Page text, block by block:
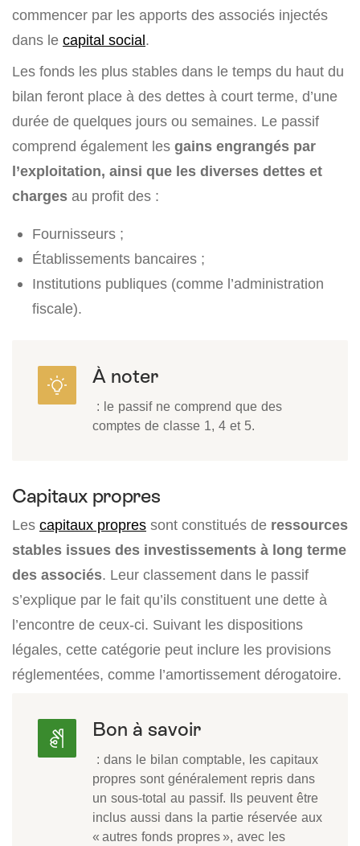
commencer par les apports des associés injectés
dans le capital social.
Les fonds les plus stables dans le temps du haut du
bilan feront place à des dettes à court terme, d’une
durée de quelques jours ou semaines. Le passif
comprend également les gains engrangés par
l’exploitation, ainsi que les diverses dettes et
charges au profit des :
Fournisseurs ;
Établissements bancaires ;
Institutions publiques (comme l’administration
fiscale).
À noter
: le passif ne comprend que des
comptes de classe 1, 4 et 5.
Capitaux propres
Les capitaux propres sont constitués de ressources
stables issues des investissements à long terme
des associés. Leur classement dans le passif
s’explique par le fait qu’ils constituent une dette à
l’encontre de ceux-ci. Suivant les dispositions
légales, cette catégorie peut inclure les provisions
réglementées, comme l’amortissement dérogatoire.
Bon à savoir
: dans le bilan comptable, les capitaux
propres sont généralement repris dans
un sous-total au passif. Ils peuvent être
inclus aussi dans la partie réservée aux
« autres fonds propres », avec les